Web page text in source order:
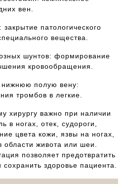
вен.
патологического
вещества.
шунтов: формирование
кровообращения.
нижнюю полую вену:
тромбов в легкие.
хирургу важно при наличии
в ногах, отек, судороги,
цвета кожи, язвы на ногах,
живота или шеи.
позволяет предотвратить
здоровье пациента.